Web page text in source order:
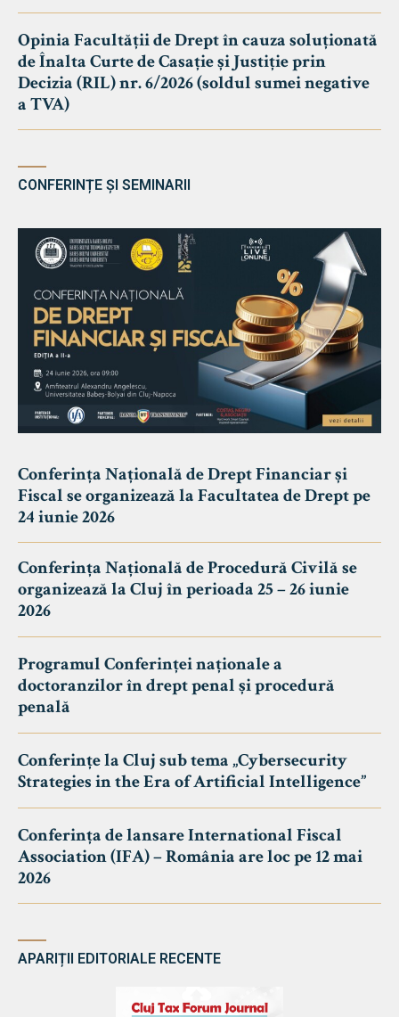
Opinia Facultății de Drept în cauza soluționată
de Înalta Curte de Casație și Justiție prin
Decizia (RIL) nr. 6/2026 (soldul sumei negative
a TVA)
CONFERINȚE ȘI SEMINARII
Conferința Națională de Drept Financiar și
Fiscal se organizează la Facultatea de Drept pe
24 iunie 2026
Conferința Națională de Procedură Civilă se
organizează la Cluj în perioada 25 – 26 iunie
2026
Programul Conferinței naționale a
doctoranzilor în drept penal și procedură
penală
Conferințe la Cluj sub tema „Cybersecurity
Strategies in the Era of Artificial Intelligence”
Conferința de lansare International Fiscal
Association (IFA) – România are loc pe 12 mai
2026
APARIȚII EDITORIALE RECENTE